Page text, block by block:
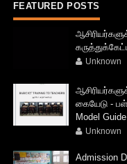
FEATURED POSTS
Unknown
கையேடு -
Model Guide
Unknown
Admission